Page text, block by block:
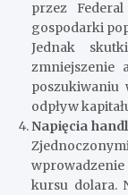
przez
gospodarki
Jednak
zmniejszenie
poszukiwaniu
odpływ
Napięcia
kursu dolara.